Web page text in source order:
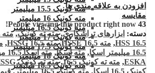
مته کونیک 15.5 میلیمتر
مته کونیک 16 میلیمتر
مته کونیک 16.5 میلیمتر
مته کونیک 17 میلیمتر
مته کونیک 17.5 میلیمتر
مته کونیک 18 میلیمتر
مته کونیک 18.5 میلیمتر
افزودن به علاقه مندی ها
مقایسه
43
دسته: ابزارهای تراشکاری,مته ته کونیک,مته
16.5 HSS
, مته 16.5 HSSE ,مته 16.5 HSSG ,
16.5 میلیمتر اسکا
,مته اسکا,مته اسکا 16.5 میلیمتر
ESKA
, مته ته کونیک 16.5 ,مته ته کونیک HSSG اسکا
کونیک 16.5 اسکا
, مته کونیک 16.5 میلیمتر ,